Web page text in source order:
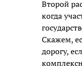
Второй
когда
Скажем,
дорогу,